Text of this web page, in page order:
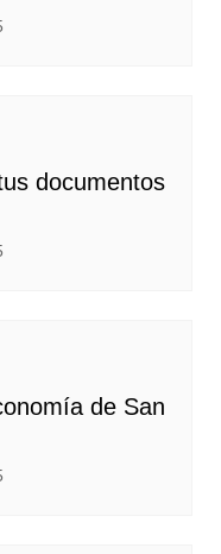
documentos
de San